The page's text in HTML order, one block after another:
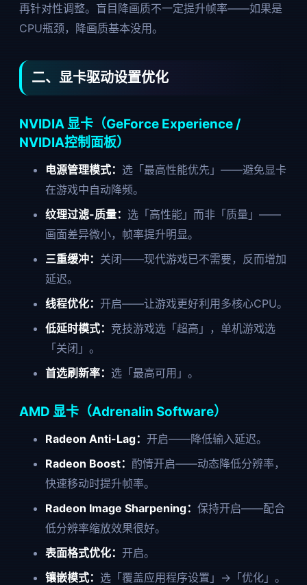
再针对性调整。盲目降画质不一定提升帧率——如果是
CPU瓶颈，降画质基本没用。
二、显卡驱动设置优化
NVIDIA 显卡（GeForce Experience /
NVIDIA控制面板）
电源管理模式： 选「最高性能优先」——避免显卡
在游戏中自动降频。
纹理过滤-质量： 选「高性能」而非「质量」——
画面差异微小，帧率提升明显。
三重缓冲： 关闭——现代游戏已不需要，反而增加
延迟。
线程优化： 开启——让游戏更好利用多核心CPU。
低延时模式： 竞技游戏选「超高」，单机游戏选
「关闭」。
首选刷新率： 选「最高可用」。
AMD 显卡（Adrenalin Software）
Radeon Anti-Lag： 开启——降低输入延迟。
Radeon Boost： 酌情开启——动态降低分辨率，
快速移动时提升帧率。
Radeon Image Sharpening： 保持开启——配合
低分辨率缩放效果很好。
表面格式优化： 开启。
镶嵌模式： 选「覆盖应用程序设置」→「优化」。